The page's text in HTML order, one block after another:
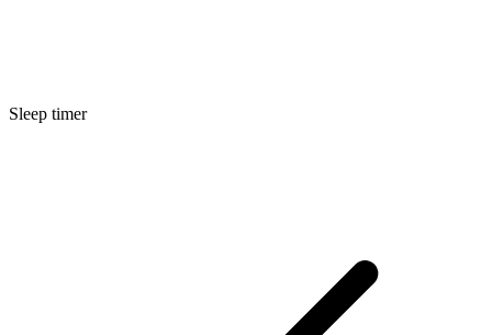
Sleep timer